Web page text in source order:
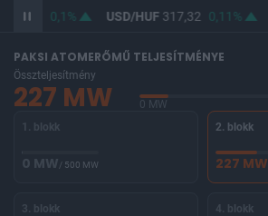
365,78 0,1% USD/HUF317,32 0,11%
PAKSI ATOMERŐMŰ TELJESÍTMÉNYE
Összteljesítmény
227 MW 0 MW
1. blokk
0 MW/ 500 MW
2. blokk
227 MW
3. blokk 4. blokk